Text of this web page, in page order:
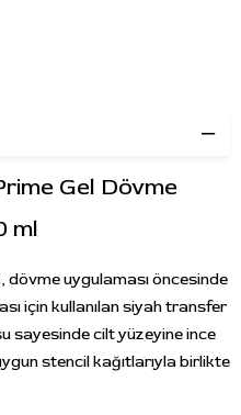
Gel Dövme
ml
, dövme uygulaması öncesinde
için kullanılan siyah transfer
sayesinde cilt yüzeyine ince
stencil kağıtlarıyla birlikte